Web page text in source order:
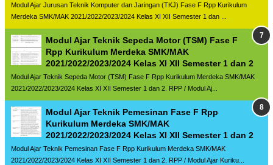
Modul Ajar Jurusan Teknik Komputer dan Jaringan (TKJ) Fase F Rpp Kurikulum
Merdeka SMK/MAK 2021/2022/2023/2024 Kelas XI XII Semester 1 dan ...
Modul Ajar Teknik Sepeda Motor (TSM) Fase F
Rpp Kurikulum Merdeka SMK/MAK
2021/2022/2023/2024 Kelas XI XII Semester 1 dan 2
Modul Ajar Teknik Sepeda Motor (TSM) Fase F Rpp Kurikulum Merdeka SMK/MAK
2021/2022/2023/2024 Kelas XI XII Semester 1 dan 2. RPP / Modul Aj...
Modul Ajar Teknik Pemesinan Fase F Rpp
Kurikulum Merdeka SMK/MAK
2021/2022/2023/2024 Kelas XI XII Semester 1 dan 2
Modul Ajar Teknik Pemesinan Fase F Rpp Kurikulum Merdeka SMK/MAK
2021/2022/2023/2024 Kelas XI XII Semester 1 dan 2. RPP / Modul Ajar Kuriku...